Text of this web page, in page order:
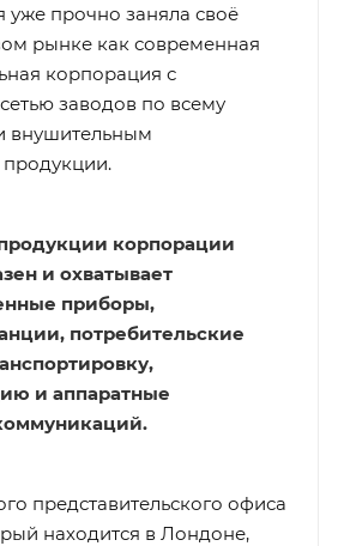
уже прочно заняла своё
рынке как современная
корпорация с
заводов по всему
внушительным
корпорации
и охватывает
приборы,
потребительские
и аппаратные
представительского офиса
находится в Лондоне,